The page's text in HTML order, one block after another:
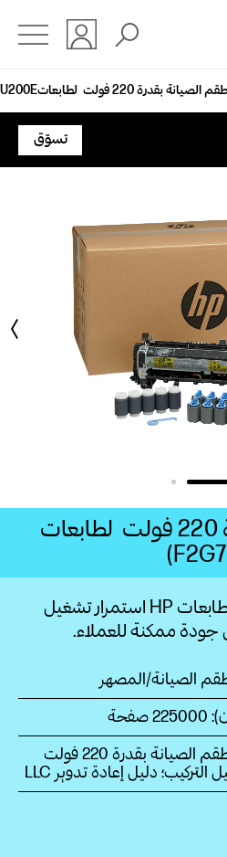
تسوّق
تضمن لك أطقم صيانة طابعات HP استمرار تشغيل
الصيانة/المصهر
محتويات صندوق المنتج: طقم الصيانة بقدرة 220‏ فولت
طقم الصيانة بقدرة 220‏ فولت ‏ لطابعات